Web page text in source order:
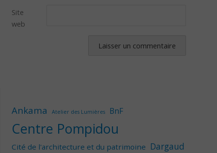
Site
web
Ankama Atelier des Lumières BnF
Centre Pompidou
Cité de l'architecture et du patrimoine Dargaud